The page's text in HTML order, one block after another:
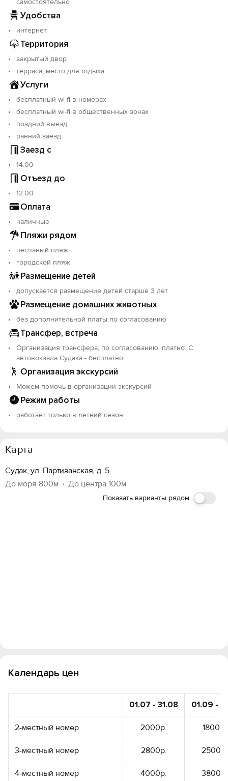
самостоятельно
Удобства
интернет
Территория
закрытый двор
терраса, место для отдыха
Услуги
бесплатный wi-fi в номерах
бесплатный wi-fi в общественных зонах
поздний выезд
ранний заезд
Заезд с
14.00
Отъезд до
12.00
Оплата
наличные
Пляжи рядом
песчаный пляж
городской пляж
Размещение детей
допускается размещение детей старше 3 лет
Размещение домашних животных
без дополнительной платы по согласованию
Трансфер, встреча
Организация трансфера, по согласованию, платно. С
автовокзала Судака - бесплатно.
Организация экскурсий
Можем помочь в организации экскурсий
Режим работы
работает только в летний сезон
Карта
Судак, ул. Партизанская, д. 5
До моря 800м
До центра 100м
Показать варианты рядом
Календарь цен
01.07 - 31.08 01.09 -
2-местный номер 2000р. 1800р.
3-местный номер 2800р. 2500р.
4-местный номер 4000р. 3800р.